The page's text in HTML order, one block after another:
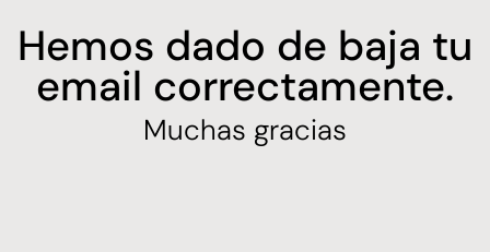
Hemos dado de baja tu
email correctamente.
Muchas gracias